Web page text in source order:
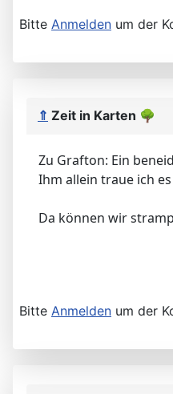
Bitte Anmelden um der
⇑ Zeit in Karten 🌳
Zu Grafton: Ein
Ihm allein traue ich
Da können wir
Bitte Anmelden um der